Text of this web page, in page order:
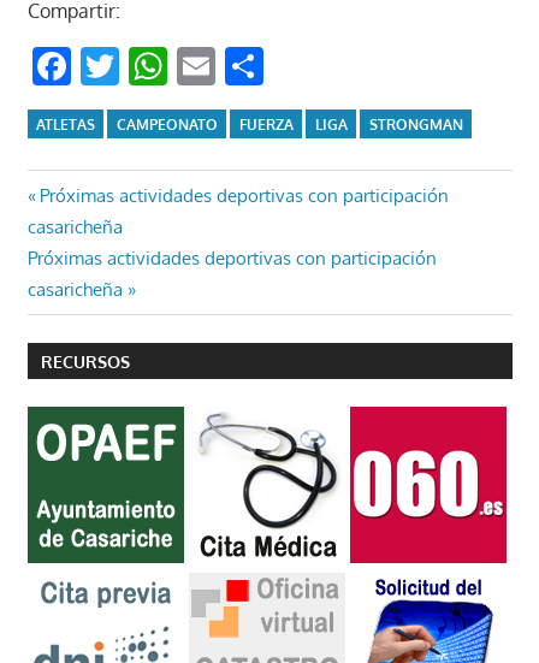
Compartir:
Facebook
Twitter
WhatsApp
EmailCompartir
ATLETAS CAMPEONATO FUERZA LIGA STRONGMAN
Navegación
de
entradas
Entrada
anterior:
Próximas actividades deportivas con participación
casaricheña
Entrada
siguiente:
Próximas actividades deportivas con participación
casaricheña
RECURSOS